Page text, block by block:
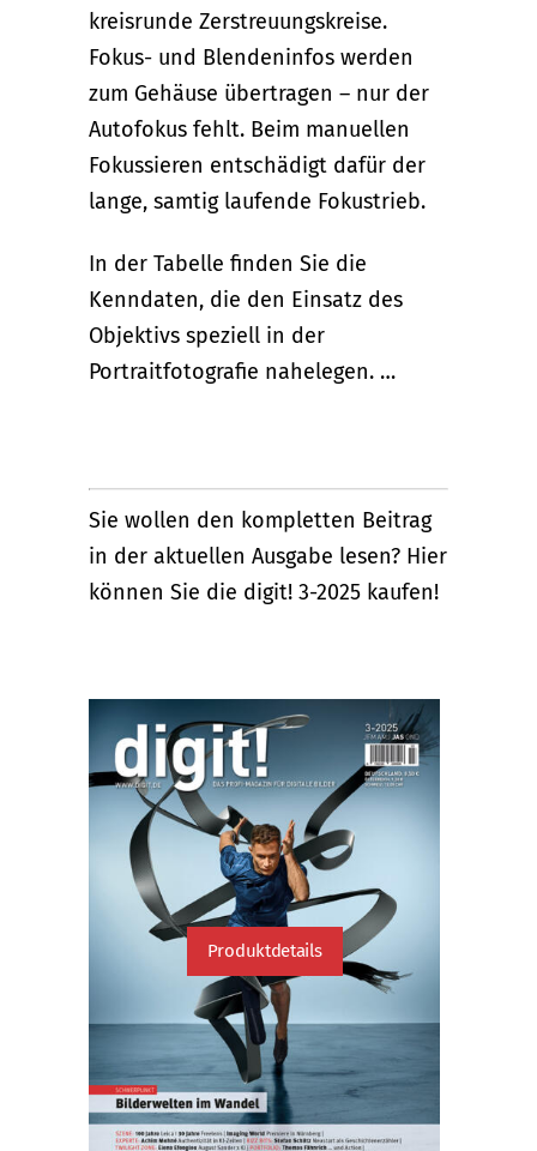
kreisrunde Zerstreuungskreise.
Fokus- und Blendeninfos werden
zum Gehäuse übertragen – nur der
Autofokus fehlt. Beim manuellen
Fokussieren entschädigt dafür der
lange, samtig laufende Fokustrieb.
In der Tabelle finden Sie die
Kenndaten, die den Einsatz des
Objektivs speziell in der
Portraitfotografie nahelegen. …
Sie wollen den kompletten Beitrag
in der aktuellen Ausgabe lesen? Hier
können Sie die digit! 3-2025 kaufen!
Produktdetails